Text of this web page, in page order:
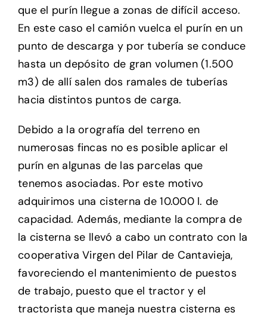
que el purín llegue a zonas de difícil acceso.
En este caso el camión vuelca el purín en un
punto de descarga y por tubería se conduce
hasta un depósito de gran volumen (1.500
m3) de allí salen dos ramales de tuberías
hacia distintos puntos de carga.
Debido a la orografía del terreno en
numerosas fincas no es posible aplicar el
purín en algunas de las parcelas que
tenemos asociadas. Por este motivo
adquirimos una cisterna de 10.000 l. de
capacidad. Además, mediante la compra de
la cisterna se llevó a cabo un contrato con la
cooperativa Virgen del Pilar de Cantavieja,
favoreciendo el mantenimiento de puestos
de trabajo, puesto que el tractor y el
tractorista que maneja nuestra cisterna es